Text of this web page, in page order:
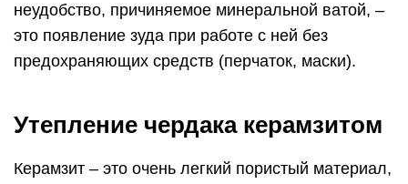
неудобство, причиняемое минеральной ватой, –
это появление зуда при работе с ней без
предохраняющих средств (перчаток, маски).
Утепление чердака керамзитом
Керамзит – это очень легкий пористый материал,